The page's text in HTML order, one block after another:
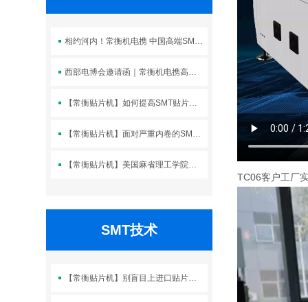
相约河内！常衡机电携 中国高端SMT 贴片机登陆 NEPCO
西部电博会邀请函｜常衡机电携高端国产 SMT 贴片机亮相成都
【常衡贴片机】如何提高SMT贴片的作业效率
【常衡贴片机】面对严重内卷的SMT加工业国产贴片机怎样弯道超
【常衡贴片机】美国麻省理工学院都在用常衡贴片机做产品研发
SMT技术
【常衡贴片机】别盲目上进口贴片机！SMT工厂90%订单国产高
TC06客户工厂